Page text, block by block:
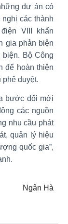
dự án có
các thành
VIII khẩn
gia phản biện
biện. Bộ Công
để hoàn thiện
duyệt.
bước đổi mới
các nguồn
nhu cầu phát
quản lý hiệu
quốc gia”,
Ngân Hà